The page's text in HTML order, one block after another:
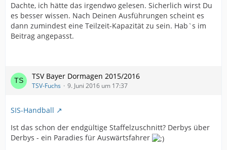
Dachte, ich hätte das irgendwo gelesen. Sicherlich wirst Du
es besser wissen. Nach Deinen Ausführungen scheint es
dann zumindest eine Teilzeit-Kapazität zu sein. Hab`s im
Beitrag angepasst.
TSV Bayer Dormagen 2015/2016
TSV-Fuchs 9. Juni 2016 um 17:37
SIS-Handball
Ist das schon der endgültige Staffelzuschnitt? Derbys über
Derbys - ein Paradies für Auswärtsfahrer